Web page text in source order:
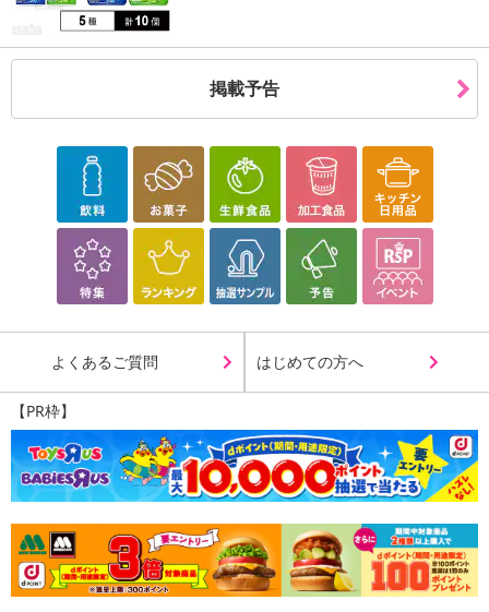
伝票番号がマイページに表示されない場合もございます。
【配送日時の指定について】
※配送日時の指定が可能な商品の場合、商品によってご指定できる
配送日、配送時間が異なる可能性がございます。
発送日カレンダー
休業日
■その他共通および商品カテゴリー別注意事項（※必ずご確認くだ
さい）
こちらの情報は2026年07月09日時点での情報となります。
掲載予告
よくあるご質問 はじめての方へ
【PR枠】